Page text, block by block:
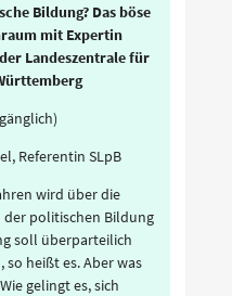
Bildung? Das böse
mit Expertin
Landeszentrale für
Referentin SLpB
wird über die
politischen Bildung
soll überparteilich
heißt es. Aber was
gelingt es, sich